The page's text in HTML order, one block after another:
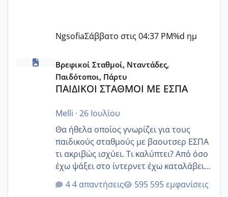
NgsofiaΣάββατο στις 04:37 PM%d ημ
ΠΑΙΔΙΚΟΙ ΣΤΑΘΜΟΙ ΜΕ ΕΣΠΑ
Βρεφικοί Σταθμοί, Νταντάδες,
Παιδότοποι, Πάρτυ
ΠΑΙΔΙΚΟΙ ΣΤΑΘΜΟΙ ΜΕ ΕΣΠΑ
Melli · 26 Ιουλίου
Θα ήθελα οποίος γνωρίζει για τους
παιδικούς σταθμούς με βαουτσερ ΕΣΠΑ
τι ακριβώς ισχύει. Τι καλύπτει? Από όσο
έχω ψάξει στο ίντερνετ έχω καταλάβει
ότι το βαουτσερ καλύπτει όλα τα
δίδακτρα και τα τροφεια του ιδιωτικού
4 απαντήσεις 595 εμφανίσεις